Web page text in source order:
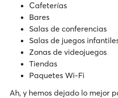
Cafeterías
Bares
Salas de conferencias
Salas de juegos
Zonas de videojuegos
Tiendas
Paquetes Wi-Fi
Ah, y hemos dejado lo mejor